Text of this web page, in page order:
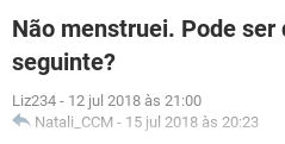
Não menstruei. Pode ser
seguinte?
Liz234 - 12 jul 2018 às 21:00
Natali_CCM - 15 jul 2018 às 20:23